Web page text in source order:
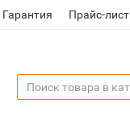
Гарантия Прайс-лист